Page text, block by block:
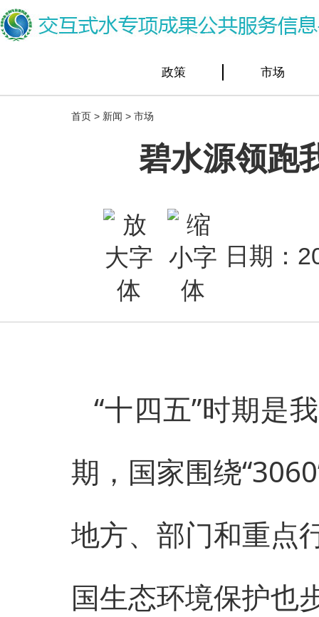
政策 市场
首页 > 新闻 > 市场
碧水源领跑
日期：
“十四五”时期是
期，国家围绕
地方、部门和重点
国生态环境保护也